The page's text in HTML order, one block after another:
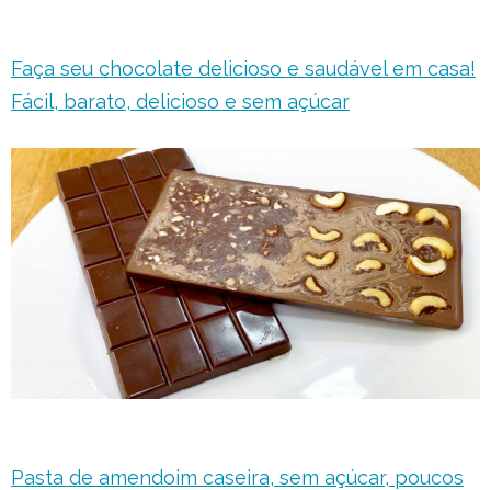
Faça seu chocolate delicioso e saudável em casa!
Fácil, barato, delicioso e sem açúcar
Pasta de amendoim caseira, sem açúcar, poucos